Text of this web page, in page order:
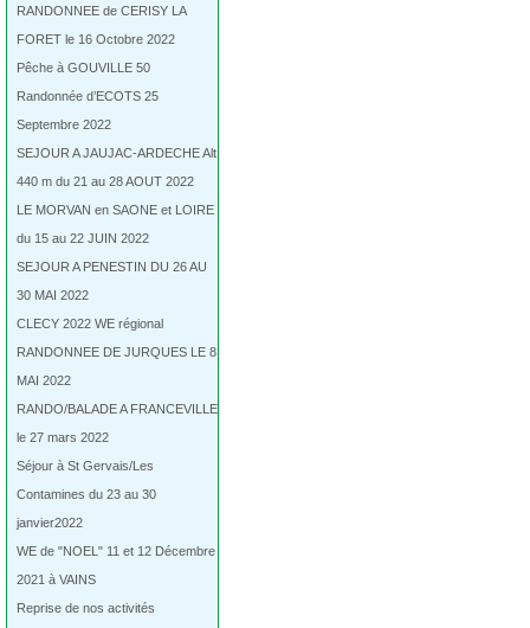
RANDONNEE de CERISY LA
FORET le 16 Octobre 2022
Pêche à GOUVILLE 50
Randonnée d’ECOTS 25
Septembre 2022
SEJOUR A JAUJAC-ARDECHE Alt
440 m du 21 au 28 AOUT 2022
LE MORVAN en SAONE et LOIRE
du 15 au 22 JUIN 2022
SEJOUR A PENESTIN DU 26 AU
30 MAI 2022
CLECY 2022 WE régional
RANDONNEE DE JURQUES LE 8
MAI 2022
RANDO/BALADE A FRANCEVILLE
le 27 mars 2022
Séjour à St Gervais/Les
Contamines du 23 au 30
janvier2022
WE de "NOEL" 11 et 12 Décembre
2021 à VAINS
Reprise de nos activités